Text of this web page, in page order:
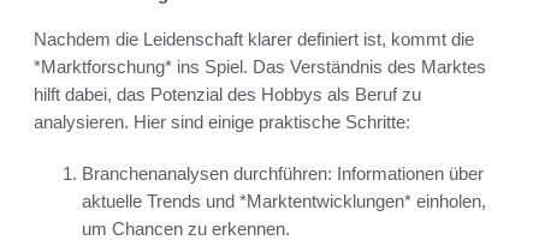
Nachdem die Leidenschaft klarer definiert ist, kommt die
*Marktforschung* ins Spiel. Das Verständnis des Marktes
hilft dabei, das Potenzial des Hobbys als Beruf zu
analysieren. Hier sind einige praktische Schritte:
Branchenanalysen durchführen: Informationen über
aktuelle Trends und *Marktentwicklungen* einholen,
um Chancen zu erkennen.